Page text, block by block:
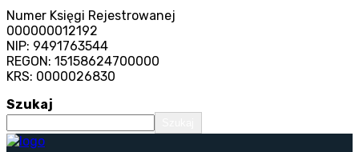
Numer Księgi Rejestrowanej
000000012192
NIP: 9491763544
REGON: 15158624700000
KRS: 0000026830
Szukaj